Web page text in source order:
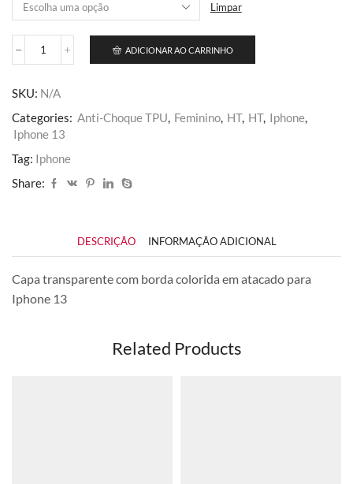
através
R$ 70,00
Limpar
Iphone
ADICIONAR AO CARRINHO
SKU: N/A
Categories: Anti-Choque TPU, Feminino, HT, HT, Iphone,
Iphone 13
Tag: Iphone
Share:
DESCRIÇÃO INFORMAÇÃO ADICIONAL
Capa transparente com borda colorida em atacado para
Iphone 13
Related Products